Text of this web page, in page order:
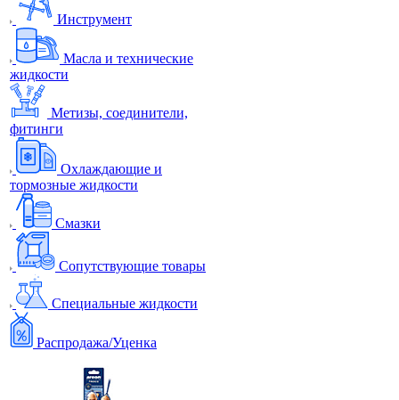
Инструмент
Масла и технические
жидкости
Метизы, соединители,
фитинги
Охлаждающие и
тормозные жидкости
Смазки
Сопутствующие товары
Специальные жидкости
Распродажа/Уценка